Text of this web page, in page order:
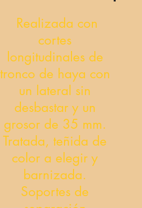
Realizada con
cortes
longitudinales de
tronco de haya con
un lateral sin
desbastar y un
grosor de 35 mm.
Tratada, teñida de
color a elegir y
barnizada.
Soportes de